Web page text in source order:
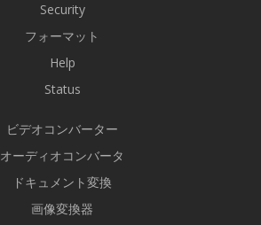
Security
フォーマット
Help
Status
ビデオコンバーター
オーディオコンバータ
ドキュメント変換
画像変換器